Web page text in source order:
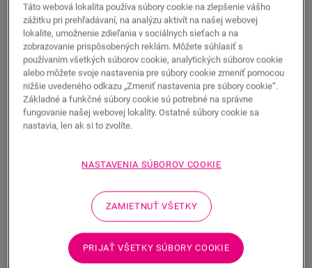
16,95EUR/m²
Odporúčaná maloobchodná cena (s DPH)
Nájdite predajcu vo svojom okolí
Chcete vidieť túto podlahu naživo? Máte ešte nejaké
otázky? Žiadny problém! Vždy sa nájde v blízkom
Táto webová lokalita používa súbory cookie na zlepšenie vášho
zážitku pri prehľadávaní, na analýzu aktivít na našej webovej
lokalite, umožnenie zdieľania v sociálnych sieťach a na
zobrazovanie prispôsobených reklám. Môžete súhlasiť s
používaním všetkých súborov cookie, analytických súborov cookie
alebo môžete svoje nastavenia pre súbory cookie zmeniť pomocou
nižšie uvedeného odkazu „Zmeniť nastavenia pre súbory cookie“.
Základné a funkčné súbory cookie sú potrebné na správne
fungovanie našej webovej lokality. Ostatné súbory cookie sa
nastavia, len ak si to zvolíte.
NASTAVENIA SÚBOROV COOKIE
ZAMIETNUŤ VŠETKY
PRIJAŤ VŠETKY SÚBORY COOKIE